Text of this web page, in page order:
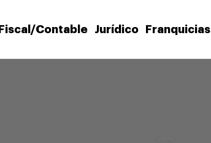
Fiscal/Contable Jurídico Franquicias